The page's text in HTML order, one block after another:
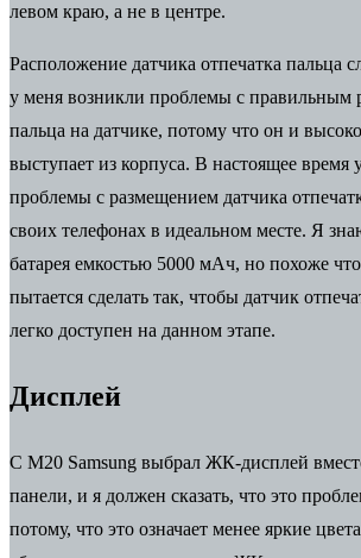
левом краю, а не в центре.
Расположение датчика отпечатка пальца
у меня возникли проблемы с правильным
пальца на датчике, потому что он и
выступает из корпуса. В настоящее время
проблемы с размещением датчика
своих телефонах в идеальном месте. Я
батарея емкостью 5000 мАч, но похоже
пытается сделать так, чтобы датчик
легко доступен на данном этапе.
Дисплей
С M20 Samsung выбрал ЖК-дисплей
панели, и я должен сказать, что это
потому, что это означает менее яркие